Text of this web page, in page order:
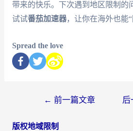
带来的快乐。下次遇到地区限制的
试试番茄加速器，让你在海外也能“
Spread the love
← 前一篇文章 后
版权地域限制